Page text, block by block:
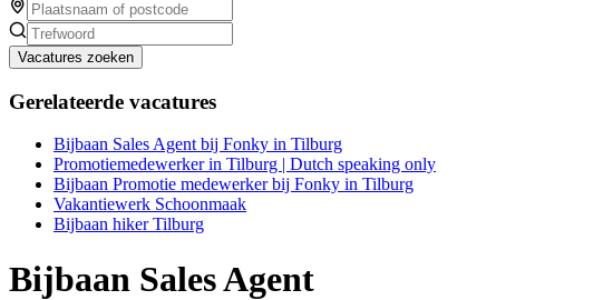
Vacatures zoeken
Gerelateerde vacatures
Bijbaan Sales Agent bij Fonky in Tilburg
Promotiemedewerker in Tilburg | Dutch speaking only
Bijbaan Promotie medewerker bij Fonky in Tilburg
Vakantiewerk Schoonmaak
Bijbaan hiker Tilburg
Bijbaan Sales Agent